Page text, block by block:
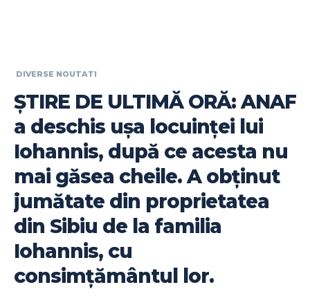
DIVERSE NOUTATI
ȘTIRE DE ULTIMĂ ORĂ: ANAF
a deschis ușa locuinței lui
Iohannis, după ce acesta nu
mai găsea cheile. A obținut
jumătate din proprietatea
din Sibiu de la familia
Iohannis, cu
consimțământul lor.